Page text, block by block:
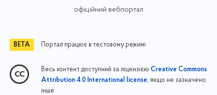
офіційний вебпортал
Портал працює в тестовому режимі
Весь контент доступний за ліцензією Creative Commons
Attribution 4.0 International license, якщо не зазначено
інше